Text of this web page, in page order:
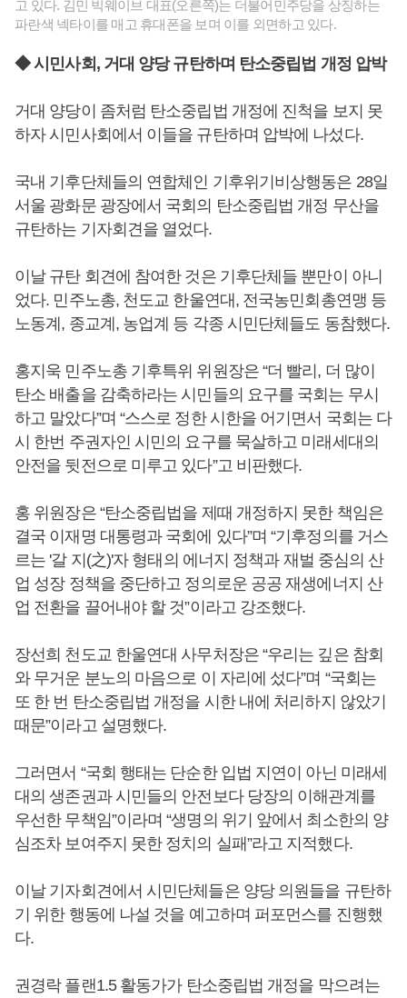
고 있다. 김민 빅웨이브 대표(오른쪽)는 더불어민주당을 상징하는
파란색 넥타이를 매고 휴대폰을 보며 이를 외면하고 있다.
◆ 시민사회, 거대 양당 규탄하며 탄소중립법 개정 압박
거대 양당이 좀처럼 탄소중립법 개정에 진척을 보지 못
하자 시민사회에서 이들을 규탄하며 압박에 나섰다.
국내 기후단체들의 연합체인 기후위기비상행동은 28일
서울 광화문 광장에서 국회의 탄소중립법 개정 무산을
규탄하는 기자회견을 열었다.
이날 규탄 회견에 참여한 것은 기후단체들 뿐만이 아니
었다. 민주노총, 천도교 한울연대, 전국농민회총연맹 등
노동계, 종교계, 농업계 등 각종 시민단체들도 동참했다.
홍지욱 민주노총 기후특위 위원장은 “더 빨리, 더 많이
탄소 배출을 감축하라는 시민들의 요구를 국회는 무시
하고 말았다”며 “스스로 정한 시한을 어기면서 국회는 다
시 한번 주권자인 시민의 요구를 묵살하고 미래세대의
안전을 뒷전으로 미루고 있다”고 비판했다.
홍 위원장은 “탄소중립법을 제때 개정하지 못한 책임은
결국 이재명 대통령과 국회에 있다”며 “기후정의를 거스
르는 '갈 지(之)'자 형태의 에너지 정책과 재벌 중심의 산
업 성장 정책을 중단하고 정의로운 공공 재생에너지 산
업 전환을 끌어내야 할 것”이라고 강조했다.
장선희 천도교 한울연대 사무처장은 “우리는 깊은 참회
와 무거운 분노의 마음으로 이 자리에 섰다”며 “국회는
또 한 번 탄소중립법 개정을 시한 내에 처리하지 않았기
때문”이라고 설명했다.
그러면서 “국회 행태는 단순한 입법 지연이 아닌 미래세
대의 생존권과 시민들의 안전보다 당장의 이해관계를
우선한 무책임”이라며 “생명의 위기 앞에서 최소한의 양
심조차 보여주지 못한 정치의 실패”라고 지적했다.
이날 기자회견에서 시민단체들은 양당 의원들을 규탄하
기 위한 행동에 나설 것을 예고하며 퍼포먼스를 진행했
다.
권경락 플랜1.5 활동가가 탄소중립법 개정을 막으려는